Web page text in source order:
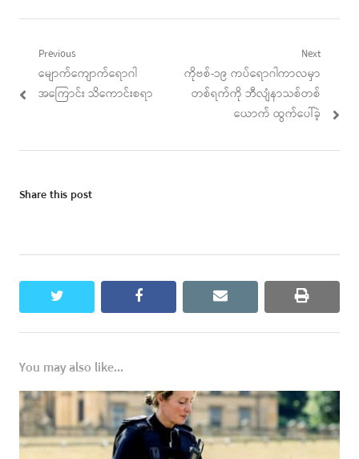
Post
navigation
Previous
Previous
post:
မျောက်ကျောက်ရောဂါ
အကြောင်း သိကောင်းစရာ
Next
Next
post:
ကိုဗစ်-၁၉ ကပ်ရောဂါကာလမှာ
တစ်ရက်ကို ဘီလျံနာသစ်တစ်
ယောက် ထွက်ပေါ်ခဲ့
Share this post
twitter facebook email print
You may also like...